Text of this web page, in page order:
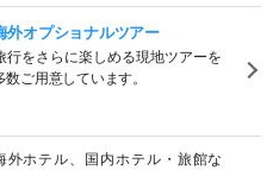
外オプショナルツアー
行をさらに楽しめる現地ツアーを
数ご用意しています。
外ホテル、国内ホテル・旅館な